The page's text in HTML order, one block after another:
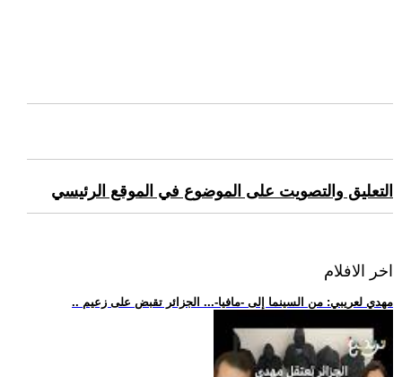
التعليق والتصويت على الموضوع في الموقع الرئيسي
اخر الافلام
.. مهدي لعريبي: من السينما إلى -مافيا-... الجزائر تقبض على زعيم